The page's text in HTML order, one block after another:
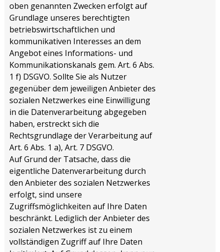
oben genannten Zwecken erfolgt auf
Grundlage unseres berechtigten
betriebswirtschaftlichen und
kommunikativen Interesses an dem
Angebot eines Informations- und
Kommunikationskanals gem. Art. 6 Abs.
1 f) DSGVO. Sollte Sie als Nutzer
gegenüber dem jeweiligen Anbieter des
sozialen Netzwerkes eine Einwilligung
in die Datenverarbeitung abgegeben
haben, erstreckt sich die
Rechtsgrundlage der Verarbeitung auf
Art. 6 Abs. 1 a), Art. 7 DSGVO.
Auf Grund der Tatsache, dass die
eigentliche Datenverarbeitung durch
den Anbieter des sozialen Netzwerkes
erfolgt, sind unsere
Zugriffsmöglichkeiten auf Ihre Daten
beschränkt. Lediglich der Anbieter des
sozialen Netzwerkes ist zu einem
vollständigen Zugriff auf Ihre Daten